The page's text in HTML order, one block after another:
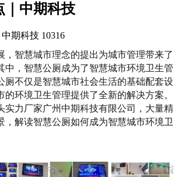
｜中期科技
中期科技 10316
，智慧城市理念的提出为城市管理带来了
中，智慧公厕成为了智慧城市环境卫生管
厕不仅是智慧城市社会生活的基础配套设
环境卫生管理提供了全新的解决方案。
实力厂家广州中期科技有限公司，大量精
，解读智慧公厕如何成为智慧城市环境卫